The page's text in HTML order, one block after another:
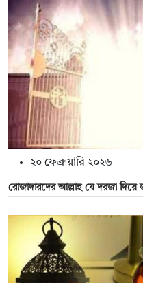
২০ ফেব্রুয়ারি ২০২৬
রোজাদারদের আল্লাহ যে দরজা দিয়ে